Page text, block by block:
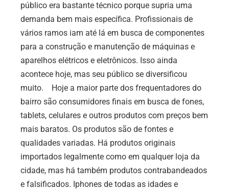
público era bastante técnico porque supria uma
demanda bem mais específica. Profissionais de
vários ramos iam até lá em busca de componentes
para a construção e manutenção de máquinas e
aparelhos elétricos e eletrônicos. Isso ainda
acontece hoje, mas seu público se diversificou
muito. Hoje a maior parte dos frequentadores do
bairro são consumidores finais em busca de fones,
tablets, celulares e outros produtos com preços bem
mais baratos. Os produtos são de fontes e
qualidades variadas. Há produtos originais
importados legalmente como em qualquer loja da
cidade, mas há também produtos contrabandeados
e falsificados. Iphones de todas as idades e